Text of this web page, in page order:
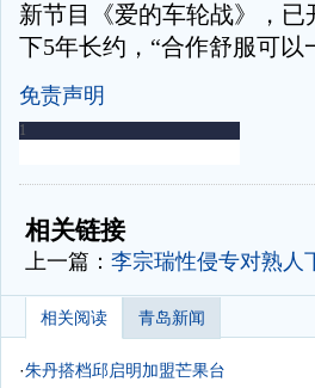
新节目《爱的车轮战》，
下5年长约，“合作舒服可以
免责声明
-
相关链接
上一篇： 李宗瑞性侵专对熟人
相关阅读 青岛新闻
·朱丹搭档邱启明加盟芒果台